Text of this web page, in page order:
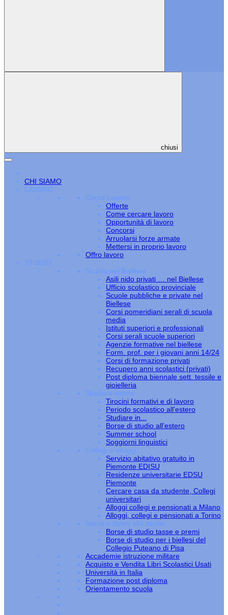
chiusi
CHI SIAMO
LAVORO
Cerco Lavoro
Offerte
Come cercare lavoro
Opportunità di lavoro
Concorsi
Arruolarsi forze armate
Mettersi in proprio lavoro
Offro lavoro
STUDIO
Scuole nel Biellese
Asili nido privati … nel Biellese
Ufficio scolastico provinciale
Scuole pubbliche e private nel
Biellese
Corsi pomeridiani serali di scuola
media
Istituti superiori e professionali
Corsi serali scuole superiori
Agenzie formative nel biellese
Form. prof. per i giovani anni 14/24
Corsi di formazione privati
Recupero anni scolastici (privati)
Post diploma biennale sett. tessile e
gioielleria
Studiare estero
Tirocini formativi e di lavoro
Periodo scolastico all'estero
Studiare in...
Borse di studio all'estero
Summer school
Soggiorni linguistici
Collegi e alloggi
Servizio abitativo gratuito in
Piemonte EDISU
Residenze universitarie EDSU
Piemonte
Cercare casa da studente, Collegi
universitari
Alloggi collegi e pensionati a Milano
Alloggi, collegi e pensionati a Torino
Borse e diritto allo studio
Borse di studio tasse e premi
Borse di studio per i biellesi del
Collegio Puteano di Pisa
Accademie istruzione militare
Acquisto e Vendita Libri Scolastici Usati
Università in Italia
Formazione post diploma
Orientamento scuola